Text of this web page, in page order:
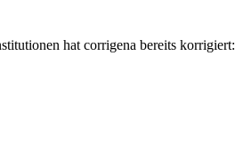
hat corrigena bereits korrigiert: